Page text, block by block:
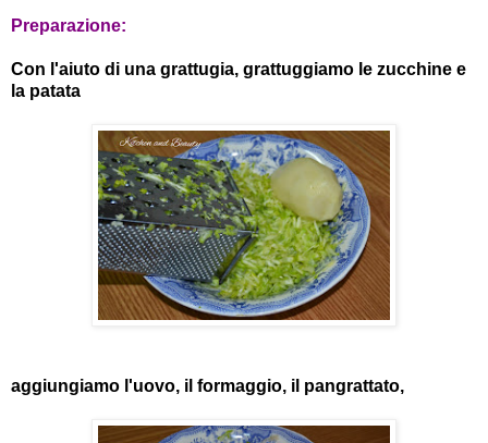
Preparazione:
Con l'aiuto di una grattugia, grattuggiamo le zucchine e
la patata
aggiungiamo l'uovo, il formaggio, il pangrattato,